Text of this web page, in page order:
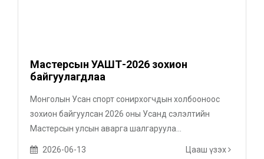
Мастерсын УАШТ-2026 зохион
байгуулагдлаа
Монголын Усан спорт сонирхогчдын холбооноос
зохион байгуулсан 2026 оны Усанд сэлэлтийн
Мастерсын улсын аварга шалгаруула...
2026-06-13 Цааш үзэх